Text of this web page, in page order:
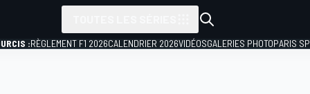
:RÈGLEMENT F1 2026CALENDRIER 2026VIDÉOSGALERIES PHOTOPARIS